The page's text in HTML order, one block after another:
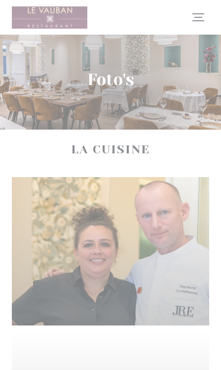
Cookies beheer paneel
Foto's
LA CUISINE